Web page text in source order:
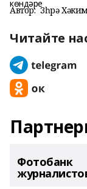
Автор: Зөһрә
Читайте
Фотобанк